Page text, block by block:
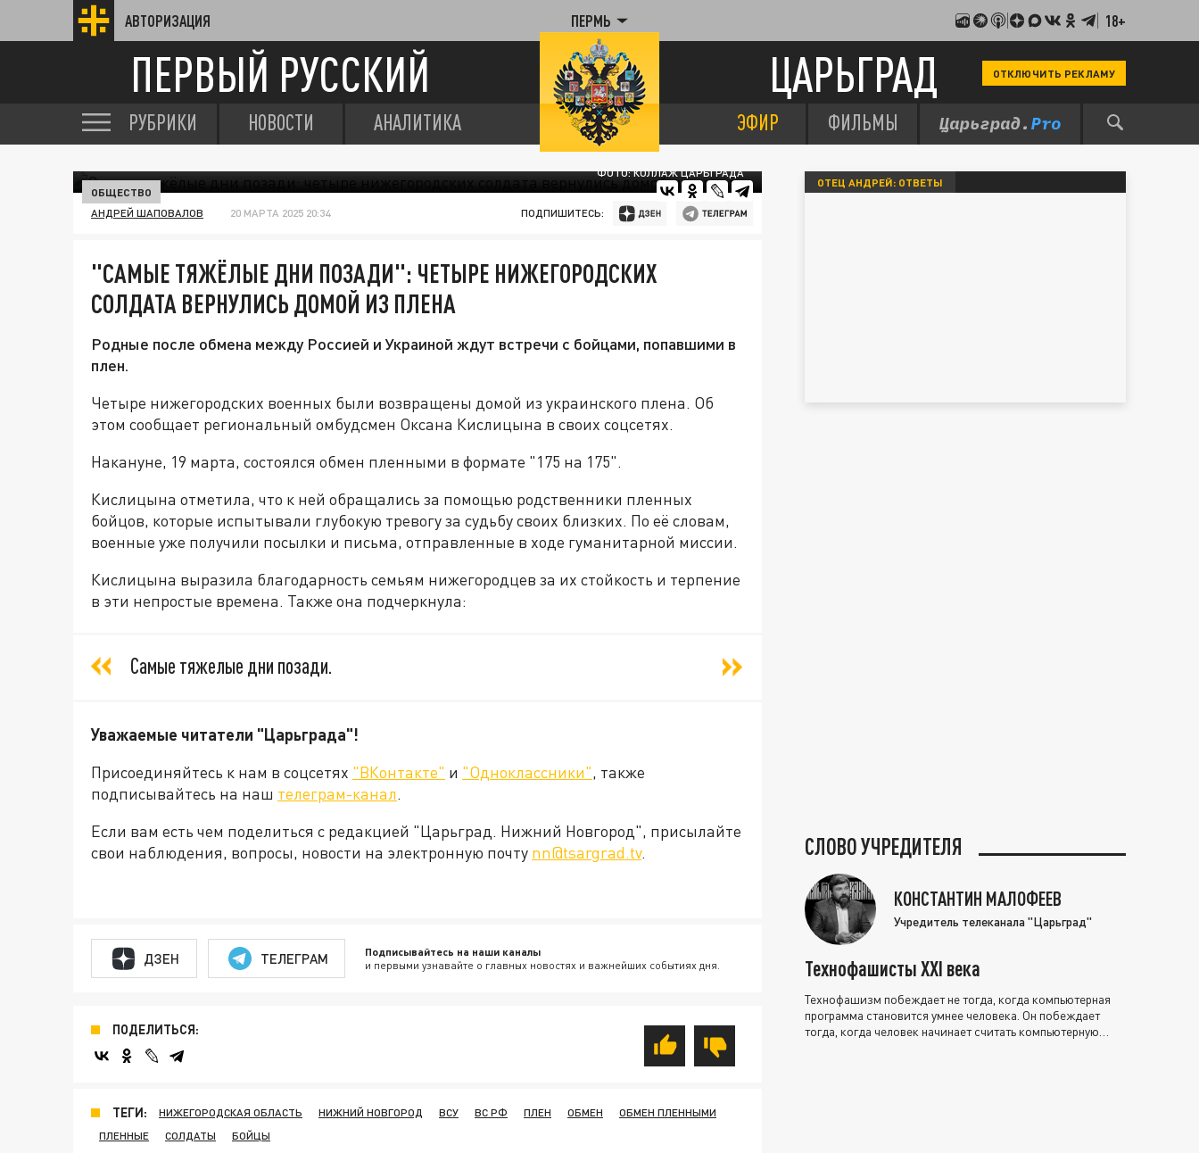
АВТОРИЗАЦИЯ ПЕРМЬ 18+
ПЕРВЫЙ РУССКИЙ ЦАРЬГРАД ОТКЛЮЧИТЬ РЕКЛАМУ
РУБРИКИ НОВОСТИ АНАЛИТИКА ЭФИР ФИЛЬМЫ
ФОТО: КОЛЛАЖ ЦАРЬГРАДА
ОБЩЕСТВО
АНДРЕЙ ШАПОВАЛОВ 20 МАРТА 2025 20:34 ПОДПИШИТЕСЬ:
"САМЫЕ ТЯЖЁЛЫЕ ДНИ ПОЗАДИ": ЧЕТЫРЕ НИЖЕГОРОДСКИХ
СОЛДАТА ВЕРНУЛИСЬ ДОМОЙ ИЗ ПЛЕНА
Родные после обмена между Россией и Украиной ждут встречи с бойцами, попавшими в
плен.
Четыре нижегородских военных были возвращены домой из украинского плена. Об
этом сообщает региональный омбудсмен Оксана Кислицына в своих соцсетях.
Накануне, 19 марта, состоялся обмен пленными в формате "175 на 175".
Кислицына отметила, что к ней обращались за помощью родственники пленных
бойцов, которые испытывали глубокую тревогу за судьбу своих близких. По её словам,
военные уже получили посылки и письма, отправленные в ходе гуманитарной миссии.
Кислицына выразила благодарность семьям нижегородцев за их стойкость и терпение
в эти непростые времена. Также она подчеркнула:
Самые тяжелые дни позади.
Уважаемые читатели "Царьграда"!
Присоединяйтесь к нам в соцсетях "ВКонтакте" и "Одноклассники", также
подписывайтесь на наш телеграм-канал.
Если вам есть чем поделиться с редакцией "Царьград. Нижний Новгород", присылайте
свои наблюдения, вопросы, новости на электронную почту nn@tsargrad.tv.
ДЗЕН ТЕЛЕГРАМ Подписывайтесь на наши каналы
и первыми узнавайте о главных новостях и важнейших событиях дня.
ПОДЕЛИТЬСЯ:
ТЕГИ: НИЖЕГОРОДСКАЯ ОБЛАСТЬ НИЖНИЙ НОВГОРОД ВСУ ВС РФ ПЛЕН ОБМЕН
ОБМЕН ПЛЕННЫМИ
ПЛЕННЫЕ
СОЛДАТЫ БОЙЦЫ
ОТЕЦ АНДРЕЙ: ОТВЕТЫ
СЛОВО УЧРЕДИТЕЛЯ
КОНСТАНТИН МАЛОФЕЕВ
Учредитель телеканала "Царьград"
Технофашисты XXI века
Технофашизм побеждает не тогда, когда компьютерная
программа становится умнее человека. Он побеждает
тогда, когда человек начинает считать компьютерную